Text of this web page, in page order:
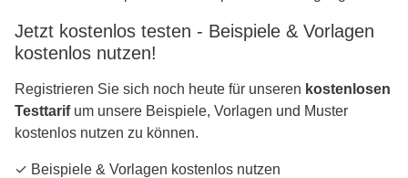
Jetzt kostenlos testen - Beispiele & Vorlagen
kostenlos nutzen!
Registrieren Sie sich noch heute für unseren kostenlosen
Testtarif um unsere Beispiele, Vorlagen und Muster
kostenlos nutzen zu können.
✓ Beispiele & Vorlagen kostenlos nutzen